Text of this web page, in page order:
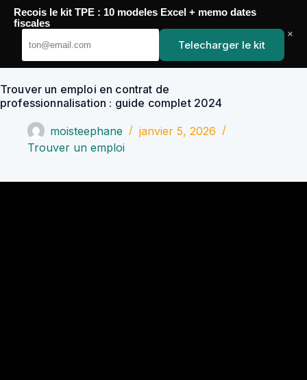
Passer
contenu
YoupiJobs
Trouver un emploi en contrat de
professionnalisation : guide complet 2024
moisteephane
janvier 5, 2026
Trouver un emploi
Recois le kit TPE : 10 modeles Excel + memo dates
fiscales
Telecharger le kit
×